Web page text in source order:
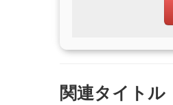
関連タイトル